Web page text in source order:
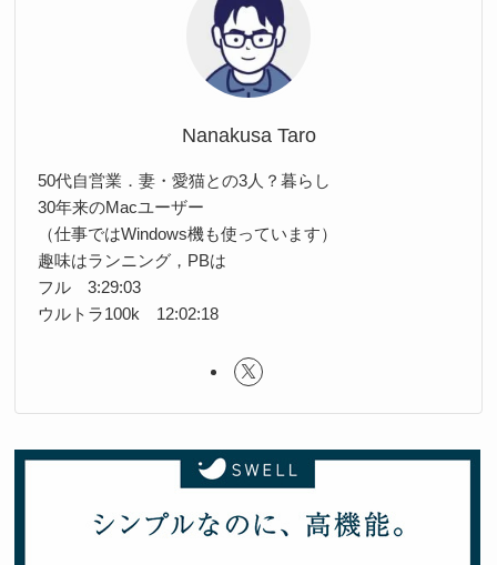
Nanakusa Taro
50代自営業．妻・愛猫との3人？暮らし
30年来のMacユーザー
（仕事ではWindows機も使っています）
趣味はランニング，PBは
フル 3:29:03
ウルトラ100k 12:02:18